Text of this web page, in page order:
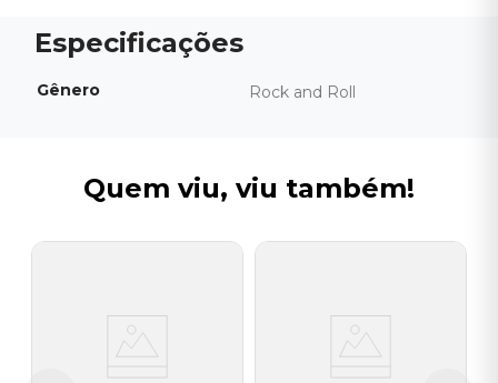
Gênero Rock and Roll
Quem viu, viu também!